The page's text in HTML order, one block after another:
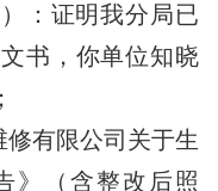
：证明我分局已
书，你单位知晓
有限公司关于生
》（含整改后照